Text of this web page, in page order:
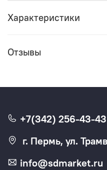
Характеристики
Отзывы
+7(342) 256-43-43
г. Пермь, ул.
info@sdmarket.ru